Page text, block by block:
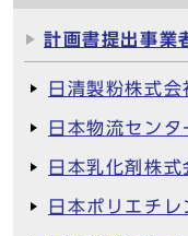
計画書提出事
日清製粉株式会
日本物流センタ
日本乳化剤株式
日本ポリエチレ